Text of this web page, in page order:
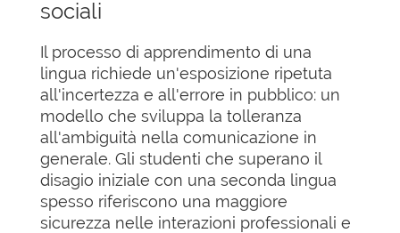
sociali
Il processo di apprendimento di una
lingua richiede un'esposizione ripetuta
all'incertezza e all'errore in pubblico: un
modello che sviluppa la tolleranza
all'ambiguità nella comunicazione in
generale. Gli studenti che superano il
disagio iniziale con una seconda lingua
spesso riferiscono una maggiore
sicurezza nelle interazioni professionali e